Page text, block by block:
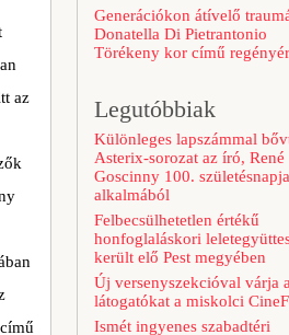
az
Generációkon átívelő
Donatella Di Pietrantonio
Törékeny kor című
Legutóbbiak
Különleges lapszámmal
Asterix-sorozat az író, René
Goscinny 100. születésnapja
alkalmából
Felbecsülhetetlen értékű
honfoglaláskori
került elő Pest megyében
Új versenyszekcióval várja a
látogatókat a miskolci
Ismét ingyenes szabadtéri